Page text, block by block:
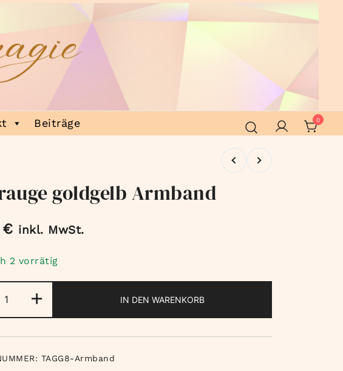
Beiträge 0
goldgelb Armband
€ inkl. MwSt.
2 vorrätig
goldgelb
Armband
Menge
+ IN DEN WARENKORB
TAGG8-Armband